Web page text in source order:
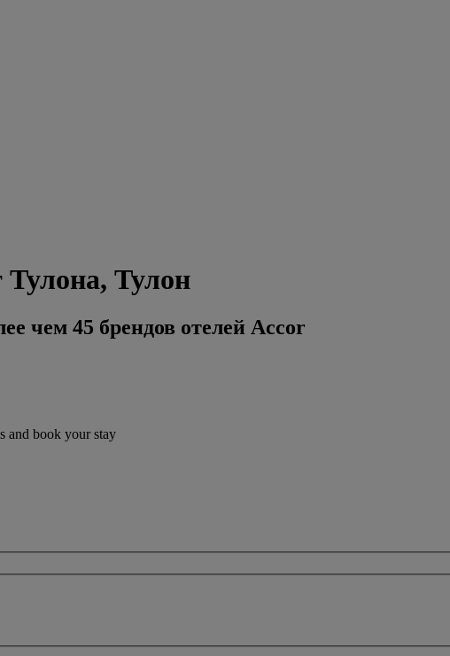
Тулон
чем 45 брендов отелей Accor
and book your stay